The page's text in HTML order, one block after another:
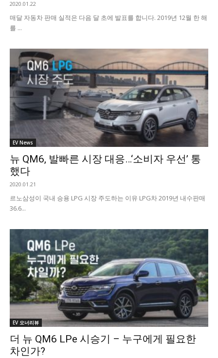
2020.01.22
매달 자동차 판매 실적은 다음 달 초에 발표를 합니다. 2019년 12월 한 해
를 ...
EV News
뉴 QM6, 발빠른 시장 대응…‘소비자 우선’ 통
했다
2020.01.21
르노삼성이 국내 승용 LPG 시장 주도하는 이유 LPG차 2019년 내수판매
36.6...
EV 오너리뷰
더 뉴 QM6 LPe 시승기 – 누구에게 필요한
차인가?